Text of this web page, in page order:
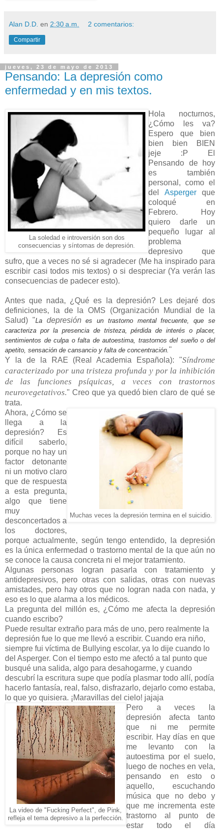
Alan D.D. en 2:30 a.m. 2 comentarios:
Compartir
jueves, 23 de mayo de 2013
Pensando: La depresión como
enfermedad y en mis textos.
La soledad e introversión son dos
consecuencias y síntomas de depresión.
Hola nocturnos,
¿Cómo les va?
Espero que bien
bien bien BIEN
jeje :P El
Pensando de hoy
es también
personal, como el
del Aspergerque
coloqué en
Febrero. Hoy
quiero darle un
pequeño lugar al
problema
depresivo que
sufro, que a veces no sé si agradecer (Me ha inspirado para
escribir casi todos mis textos) o si despreciar (Ya verán las
consecuencias de padecer esto).
Antes que nada, ¿Qué es la depresión? Les dejaré dos
definiciones, la de la OMS (Organización Mundial de la
Salud) "La depresión es un trastorno mental frecuente, que se
caracteriza por la presencia de tristeza, pérdida de interés o placer,
sentimientos de culpa o falta de autoestima, trastornos del sueño o del
apetito, sensación de cansancio y falta de concentración. "
Y la de la RAE (Real Academia Española): "Síndrome
caracterizado por una tristeza profunda y por la inhibición
de las funciones psíquicas, a veces con trastornos
neurovegetativos." Creo que ya quedó bien claro de qué se
trata.
Muchas veces la depresión termina en el suicidio.
Ahora, ¿Cómo se
llega a la
depresión? Es
difícil saberlo,
porque no hay un
factor detonante
ni un motivo claro
que de respuesta
a esta pregunta,
algo que tiene
muy
desconcertados a
los doctores,
porque actualmente, según tengo entendido, la depresión
es la única enfermedad o trastorno mental de la que aún no
se conoce la causa concreta ni el mejor tratamiento.
Algunas personas logran pasarla con tratamiento y
antidepresivos, pero otras con salidas, otras con nuevas
amistades, pero hay otros que no logran nada con nada, y
eso es lo que alarma a los médicos.
La pregunta del millón es, ¿Cómo me afecta la depresión
cuando escribo?
Puede resultar extraño para más de uno, pero realmente la
depresión fue lo que me llevó a escribir. Cuando era niño,
siempre fui víctima de Bullying escolar, ya lo dije cuando lo
del Asperger. Con el tiempo esto me afectó a tal punto que
busqué una salida, algo para desahogarme, y cuando
descubrí la escritura supe que podía plasmar todo allí, podía
hacerlo fantasía, real, falso, disfrazarlo, dejarlo como estaba,
lo que yo quisiera. ¡Maravillas del cielo! jajaja
La video de "Fucking Perfect", de Pink,
refleja el tema depresivo a la perfección.
Pero a veces la
depresión afecta tanto
que ni me permite
escribir. Hay días en que
me levanto con la
autoestima por el suelo,
luego de noches en vela,
pensando en esto o
aquello, escuchando
música que no debo y
que me incrementa este
trastorno al punto de
estar todo el día